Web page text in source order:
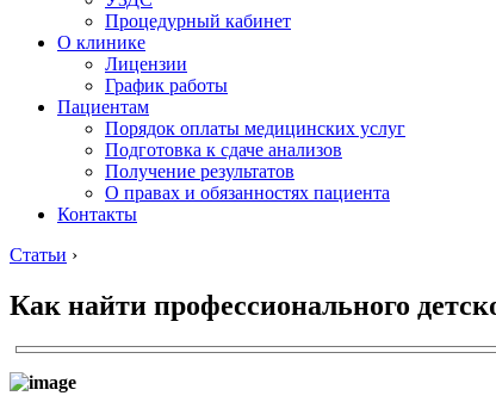
Процедурный кабинет
О клинике
Лицензии
График работы
Пациентам
Порядок оплаты медицинских услуг
Подготовка к сдаче анализов
Получение результатов
О правах и обязанностях пациента
Контакты
Статьи ›
Как найти профессионального